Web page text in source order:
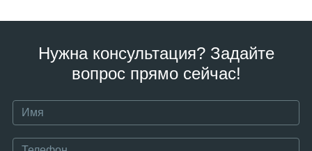
Нужна консультация? Задайте
вопрос прямо сейчас!